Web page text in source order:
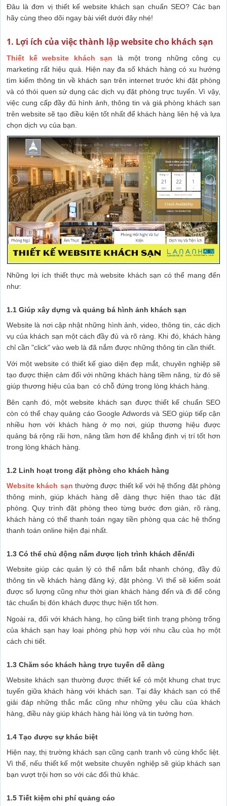
Đâu là đơn vị thiết kế website khách sạn chuẩn SEO? Các bạn
hãy cùng theo dõi ngay bài viết dưới đây nhé!
1. Lợi ích của việc thành lập website cho khách sạn
Thiết kế website khách sạn là một trong những công cụ
marketing rất hiệu quả. Hiện nay đa số khách hàng có xu hướng
tìm kiếm thông tin về khách sạn trên internet trước khi đặt phòng
và có thói quen sử dụng các dịch vụ đặt phòng trực tuyến.Vì vậy,
việc cung cấp đầy đủ hình ảnh, thông tin và giá phòng khách sạn
trên website sẽ tạo điều kiện tốt nhất để khách hàng liên hệ và lựa
chọn dịch vụ của bạn.
Những lợi ích thiết thực mà website khách sạn có thể mang đến
như:
1.1 Giúp xây dựng và quảng bá hình ảnh khách sạn
Website là nơi cập nhật những hình ảnh, video, thông tin, các dịch
vụ của khách sạn một cách đầy đủ và rõ ràng. Khi đó, khách hàng
chỉ cần "click" vào web là đã nắm được những thông tin cần thiết.
Với một website có thiết kế giao diện đẹp mắt, chuyên nghiệp sẽ
tạo được thiện cảm đối với những khách hàng tiềm năng, từ đó sẽ
giúp thương hiệu của bạn có chỗ đứng trong lòng khách hàng.
Bên cạnh đó, một website khách sạn được thiết kế chuẩn SEO
còn có thể chạy quảng cáo Google Adwords và SEO giúp tiếp cận
nhiều hơn với khách hàng ở mọ nơi, giúp thương hiệu được
quảng bá rộng rãi hơn, nâng tầm hơn để khẳng định vị trí tốt hơn
trong lòng khách hàng.
1.2 Linh hoạt trong đặt phòng cho khách hàng
Website khách sạn thường được thiết kế với hệ thống đặt phòng
thông minh, giúp khách hàng dễ dàng thực hiện thao tác đặt
phòng. Quy trình đặt phòng theo từng bước đơn giản, rõ ràng,
khách hàng có thể thanh toán ngay tiền phòng qua các hệ thống
thanh toán online hiện đại nhất.
1.3 Có thể chủ động nắm được lịch trình khách đến/đi
Website giúp các quản lý có thể nắm bắt nhanh chóng, đầy đủ
thông tin về khách hàng đăng ký, đặt phòng. Vì thế sẽ kiểm soát
được số lượng cũng như thời gian khách hàng đến và đi để công
tác chuẩn bị đón khách được thực hiện tốt hơn.
Ngoài ra, đối với khách hàng, họ cũng biết tình trạng phòng trống
của khách sạn hay loại phòng phù hợp với nhu cầu của họ một
cách chi tiết.
1.3 Chăm sóc khách hàng trực tuyến dễ dàng
Website khách sạn thường được thiết kế có một khung chat trực
tuyến giữa khách hàng với khách sạn. Tại đây khách sạn có thể
giải đáp những thắc mắc cũng như những yêu cầu của khách
hàng, điều này giúp khách hàng hài lòng và tin tưởng hơn.
1.4 Tạo được sự khác biệt
Hiện nay, thị trường khách sạn cũng cạnh tranh vô cùng khốc liệt.
Vì thế, nếu thiết kế một website chuyên nghiệp sẽ giúp khách sạn
bạn vượt trội hơn so với các đối thủ khác.
1.5 Tiết kiệm chi phí quảng cáo